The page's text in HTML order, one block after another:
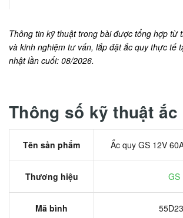
Thông tin kỹ thuật trong bài được tổng hợp từ
và kinh nghiệm tư vấn, lắp đặt ắc quy thực tế
nhật lần cuối: 08/2026.
Thông số kỹ thuật ắc
Tên sản phẩm Ắc quy GS 12V
Thương hiệu GS
Mã bình